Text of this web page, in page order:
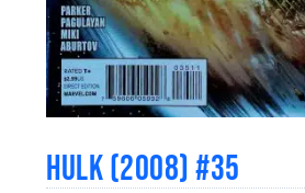
HULK (2008) #35